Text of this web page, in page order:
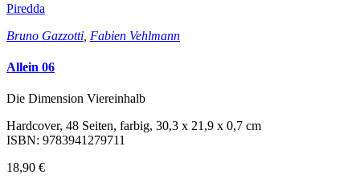
Piredda
Bruno Gazzotti Fabien Vehlmann
Allein 06
Die Dimension Viereinhalb
Hardcover, 48 Seiten, farbig, 30,3 x 21,9 x 0,7 cm
ISBN: 9783941279711
18,90 €